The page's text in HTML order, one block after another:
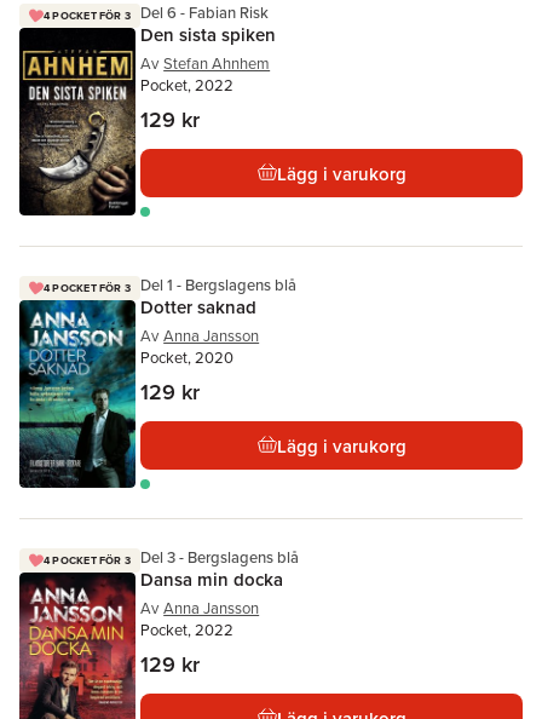
4 POCKET FÖR 3 Del 6 - Fabian Risk
Den sista spiken
Av Stefan Ahnhem
Pocket, 2022
129 kr
Lägg i varukorg
4 POCKET FÖR 3 Del 1 - Bergslagens blå
Dotter saknad
Av Anna Jansson
Pocket, 2020
129 kr
Lägg i varukorg
4 POCKET FÖR 3 Del 3 - Bergslagens blå
Dansa min docka
Av Anna Jansson
Pocket, 2022
129 kr